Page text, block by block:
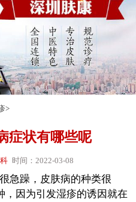
>
症状有哪些呢
时间：2022-03-08
急躁，皮肤病的种类很
，因为引发湿疹的诱因就在